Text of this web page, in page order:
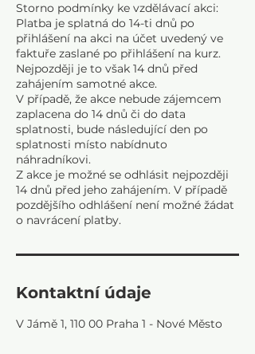
Storno podmínky ke vzdělávací akci:
Platba je splatná do 14-ti dnů po
přihlášení na akci na účet uvedený ve
faktuře zaslané po přihlášení na kurz.
Nejpozději je to však 14 dnů před
zahájením samotné akce.
V případě, že akce nebude zájemcem
zaplacena do 14 dnů či do data
splatnosti, bude následující den po
splatnosti místo nabídnuto
náhradníkovi.
Z akce je možné se odhlásit nejpozději
14 dnů před jeho zahájením. V případě
pozdějšího odhlášení není možné žádat
Kontaktní údaje
V Jámě 1, 110 00 Praha 1 - Nové Město